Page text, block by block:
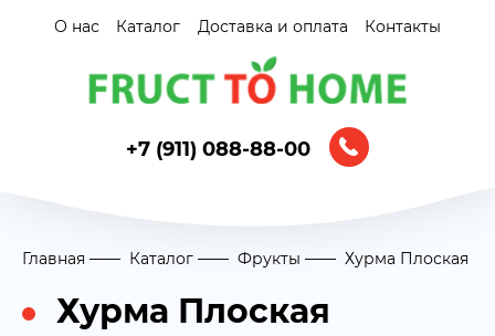
О нас Каталог Доставка и оплата Контакты
+7 (911) 088-88-00
Главная Каталог Фрукты Хурма Плоская
Хурма Плоская